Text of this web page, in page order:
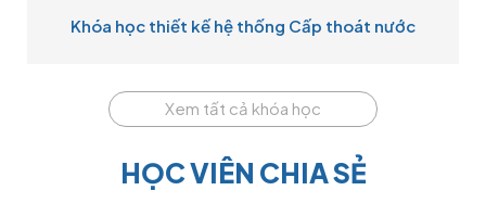
Khóa học thiết kế hệ thống Cấp thoát nước
Xem tất cả khóa học
HỌC VIÊN CHIA SẺ